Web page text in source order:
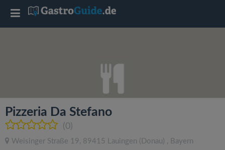
Pizzeria Da Stefano
(0)
Weisinger Straße 19, 89415 Lauingen (Donau) , Bayern
T
l
e